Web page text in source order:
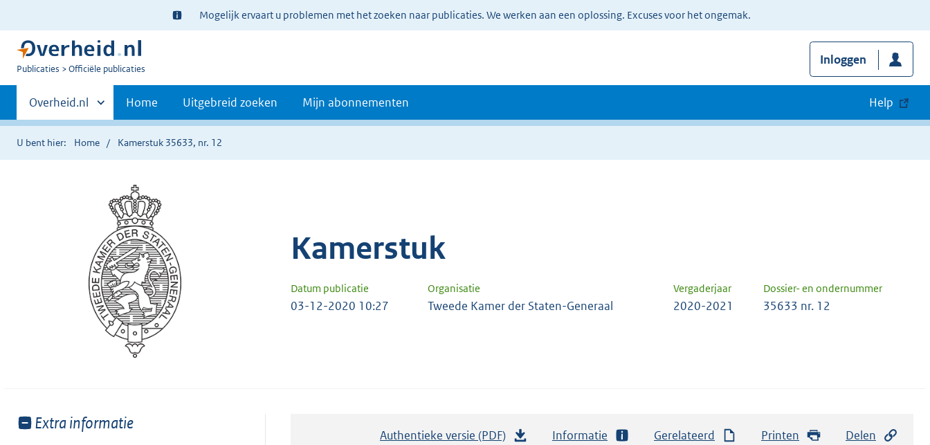
Ter
informatie:
Mogelijk ervaart u problemen met het zoeken naar publicaties. We werken aan een oplossing. Excuses voor het ongemak.
U
Publicaties Officiële publicaties
Inloggen
Primaire
navigatie
Andere
sites
binnen
Overheid.nl Home Uitgebreid zoeken Mijn abonnementen Help
U bent hier: Home Kamerstuk 35633, nr. 12
Kamerstuk
Datum publicatie Organisatie Vergaderjaar Dossier- en ondernummer
03-12-2020 10:27 Tweede Kamer der Staten-Generaal 2020-2021 35633 nr. 12
Toon
Extra informatie
Authentieke versie (PDF) Informatie Gerelateerd Printen Delen